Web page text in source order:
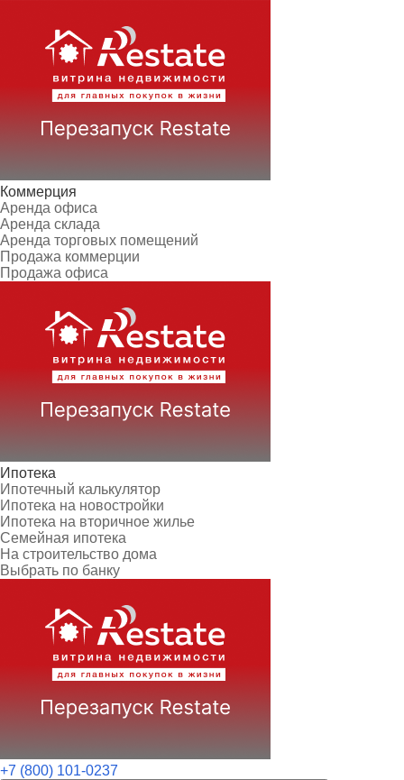
Коммерция
Аренда офиса
Аренда склада
Аренда торговых помещений
Продажа коммерции
Продажа офиса
Ипотека
Ипотечный калькулятор
Ипотека на новостройки
Ипотека на вторичное жилье
Семейная ипотека
На строительство дома
Выбрать по банку
+7 (800) 101-0237